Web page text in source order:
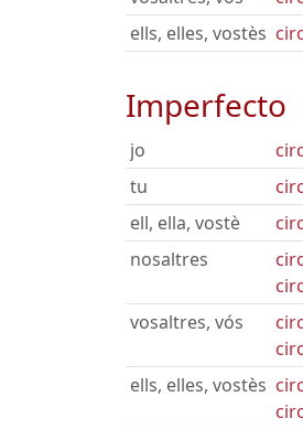
ells, elles, vostès
Imperfecto
jo
tu
ell, ella, vostè
nosaltres
vosaltres, vós
ells, elles, vostès